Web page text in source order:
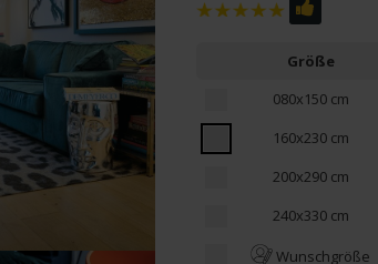
Größe
080x150 cm
160x230 cm
200x290 cm
240x330 cm
Wunschgröße